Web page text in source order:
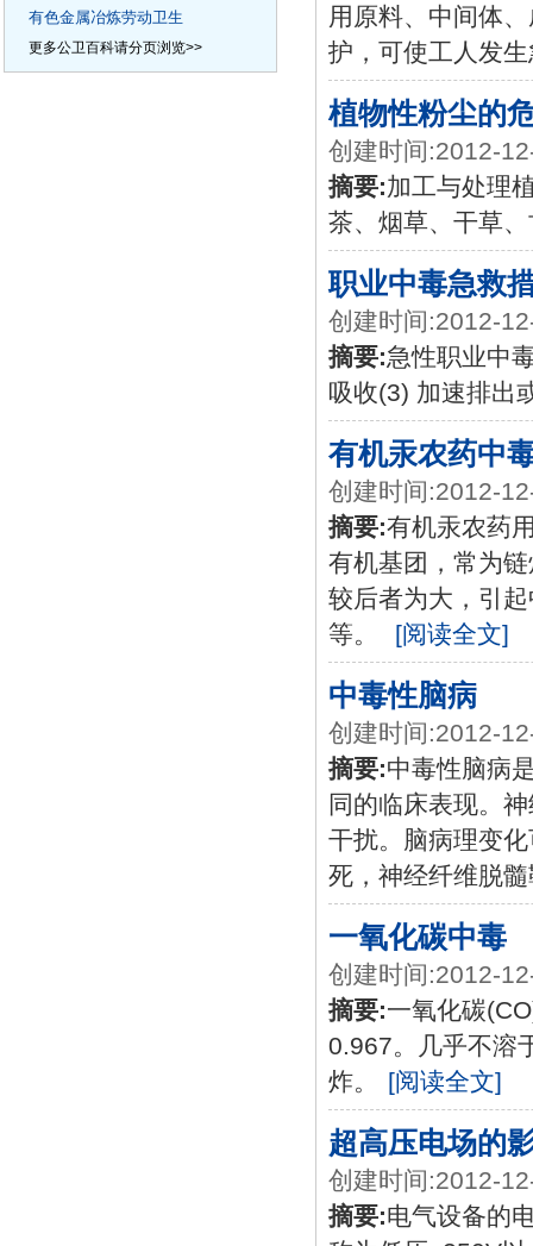
用原料、中间体
护，可使工人发
植物性粉尘的
创建时间:2012-
摘要:加工与处理
茶、烟草、干草
职业中毒急救
创建时间:2012-
摘要:急性职业中
吸收(3) 加速排出
有机汞农药中
创建时间:2012-
摘要:有机汞农药
有机基团，常为
较后者为大，引
等。
[阅读全文]
中毒性脑病
创建时间:2012-
摘要:中毒性脑病
同的临床表现。
干扰。脑病理变
死，神经纤维脱
一氧化碳中毒
创建时间:2012-
摘要:一氧化碳
0.967。几乎不溶
炸。
[阅读全文]
超高压电场的
创建时间:2012-
摘要:电气设备的
有色金属冶炼劳动卫生
更多公卫百科请分页浏览>>